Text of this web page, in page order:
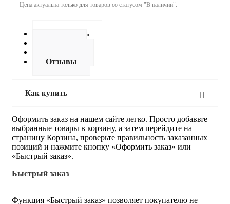
Цена актуальна только для товаров со статусом "В наличии".
Как купить
Отзывы
Как купить
Оформить заказ на нашем сайте легко. Просто добавьте
выбранные товары в корзину, а затем перейдите на
страницу Корзина, проверьте правильность заказанных
позиций и нажмите кнопку «Оформить заказ» или
«Быстрый заказ».
Быстрый заказ
Функция «Быстрый заказ» позволяет покупателю не